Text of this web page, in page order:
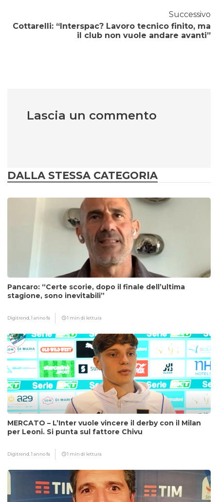
Successivo
Cottarelli: “Interspac? Lavoro tecnico finito, ma
il club non vuole andare avanti”
Lascia un commento
DALLA STESSA CATEGORIA
Pancaro: “Certe scorie, dopo il finale dell’ultima
stagione, sono inevitabili”
Digitrend,1 anno fa 1 min di lettura
MERCATO – L’Inter vuole vincere il derby con il Milan
per Leoni. Si punta sul fattore Chivu
Digitrend,1 anno fa 1 min di lettura